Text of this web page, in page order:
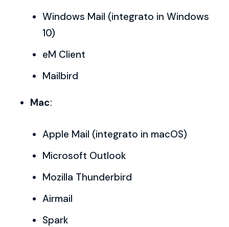
Windows Mail (integrato in Windows
10)
eM Client
Mailbird
Mac:
Apple Mail (integrato in macOS)
Microsoft Outlook
Mozilla Thunderbird
Airmail
Spark